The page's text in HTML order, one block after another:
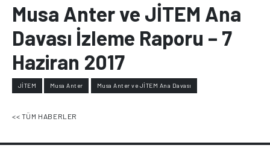
Musa Anter ve JİTEM Ana
Davası İzleme Raporu – 7
Haziran 2017
JİTEM Musa Anter Musa Anter ve JİTEM Ana Davası
<< TÜM HABERLER